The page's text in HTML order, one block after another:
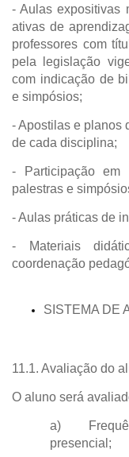
- Aulas expositivas
ativas de
professores com
pela legislação
com indicação de
e simpósios;
- Apostilas e planos
de cada disciplina;
- Participação em
palestras e
- Aulas práticas de
- Materiais
coordenação
SISTEMA DE
11.1. Avaliação do
O aluno será
a)
presencial;